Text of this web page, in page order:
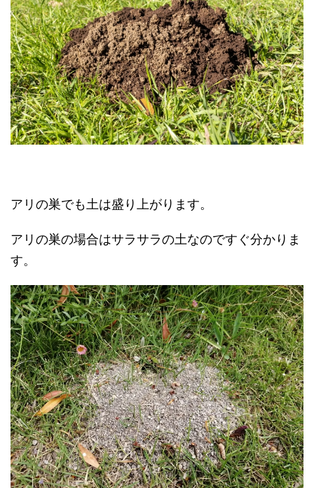
アリの巣でも土は盛り上がります。
アリの巣の場合はサラサラの土なのですぐ分かりま
す。